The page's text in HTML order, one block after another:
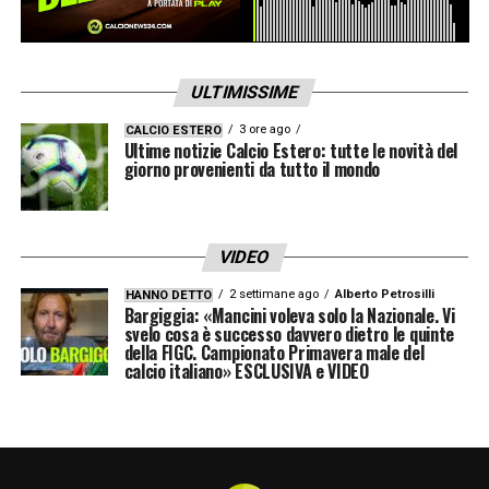
Champions League. Il countdown è iniziato.
nuovo campione.
LA PLAYLIST DELLE NOSTRE TOP NEWS
ULTIMISSIME
CALCIO ESTERO 3 ore ago
Ultime notizie Calcio Estero: tutte le novità del
giorno provenienti da tutto il mondo
VIDEO
HANNO DETTO 2 settimane ago Alberto Petrosilli
Bargiggia: «Mancini voleva solo la Nazionale. Vi
svelo cosa è successo davvero dietro le quinte
della FIGC. Campionato Primavera male del
calcio italiano» ESCLUSIVA e VIDEO